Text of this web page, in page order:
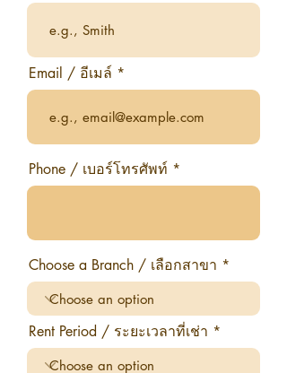
Email / อีเมล์
Phone / เบอร์โทรศัพท์
Choose a Branch / เลือกสาขา
Rent Period / ระยะเวลาที่เช่า